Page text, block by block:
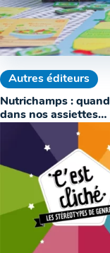
Autres éditeurs
Nutrichamps :
dans nos assiettes…